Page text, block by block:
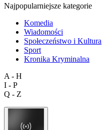
Najpopularniejsze kategorie
Komedia
Wiadomości
Społeczeństwo i Kultura
Sport
Kronika Kryminalna
A - H
I - P
Q - Z